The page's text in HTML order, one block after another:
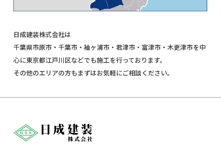
日成建装株式会社は
千葉県市原市・千葉市・袖ヶ浦市・君津市・富津市・木更津市を中
心に東京都江戸川区などでも施工を行っております。
その他のエリアの方もまずはお気軽にご相談ください。